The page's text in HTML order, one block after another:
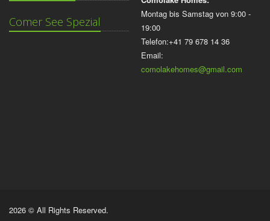
Comer See Spezial
Montag bis Samstag von 9:00 -
19:00
Telefon:+41 79 678 14 36
Email:
comolakehomes@gmail.com
2026 © All Rights Reserved.